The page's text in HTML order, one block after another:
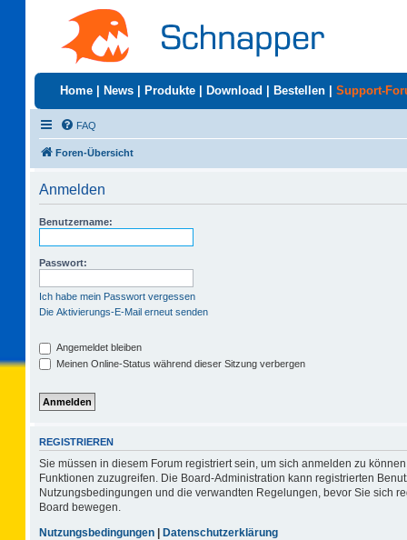
Home News Produkte Download Bestellen Support-
FAQ
Foren-Übersicht
Anmelden
Benutzername:
Passwort:
Ich habe mein Passwort vergessen
Die Aktivierungs-E-Mail erneut senden
Angemeldet bleiben
Meinen Online-Status während dieser Sitzung verbergen
REGISTRIEREN
Sie müssen in diesem Forum registriert sein, um sich anmelden zu
Funktionen zuzugreifen. Die Board-Administration kann registrierten
Nutzungsbedingungen und die verwandten Regelungen, bevor Sie sich
Board bewegen.
Nutzungsbedingungen | Datenschutzerklärung